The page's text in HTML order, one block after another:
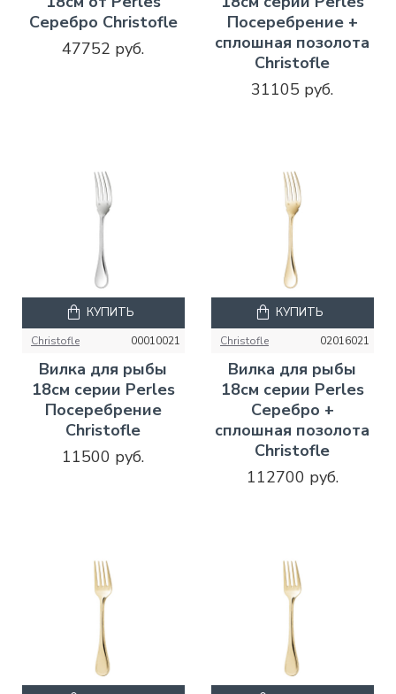
Серебро Christofle
47752 руб.
Посеребрение +
сплошная позолота
Christofle
31105 руб.
Christofle 00010021
Вилка для рыбы
18см серии Perles
Посеребрение
Christofle
11500 руб.
КУПИТЬ
Christofle 02016021
Вилка для рыбы
18см серии Perles
Серебро +
сплошная позолота
Christofle
112700 руб.
КУПИТЬ